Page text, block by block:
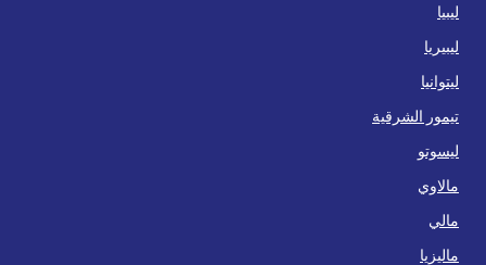
ليبيا
ليبيريا
ليتوانيا
تيمور الشرقية
ليسوتو
مالاوي
مالي
ماليزيا